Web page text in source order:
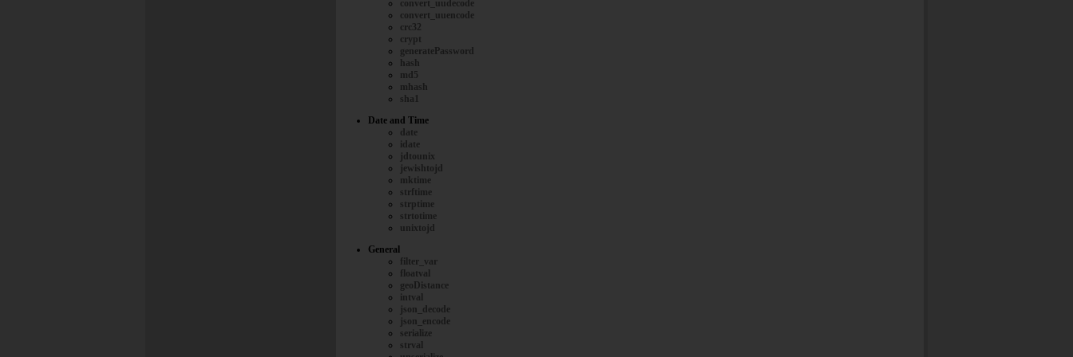
convert_uudecode
convert_uuencode
crc32
crypt
generatePassword
hash
md5
mhash
sha1
Date and Time
date
idate
jdtounix
jewishtojd
mktime
strftime
strptime
strtotime
unixtojd
General
filter_var
floatval
geoDistance
intval
json_decode
json_encode
serialize
strval